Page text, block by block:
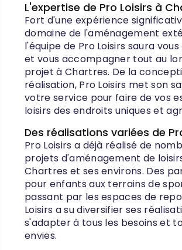
L'expertise de Pro Loisirs à
Fort d'une expérience
domaine de l'aménagement
l'équipe de Pro Loisirs saura
et vous accompagner tout au
projet à Chartres. De la
réalisation, Pro Loisirs met son
votre service pour faire de vos
loisirs des endroits uniques et
Des réalisations variées de
Pro Loisirs a déjà réalisé de
projets d'aménagement de
Chartres et ses environs. Des
pour enfants aux terrains de
passant par les espaces de
Loisirs a su diversifier ses
s'adapter à tous les besoins et
envies.